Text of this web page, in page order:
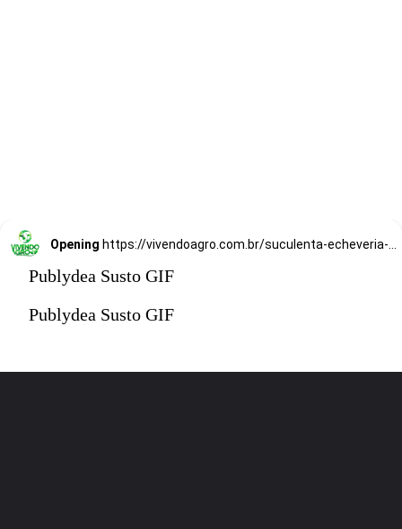
Opening
Publydea Susto GIF
Publydea Susto GIF